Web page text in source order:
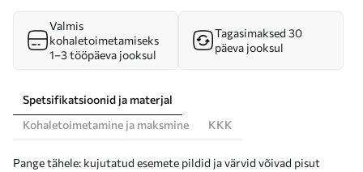
Valmis
kohaletoimetamiseks
1–3 tööpäeva jooksul
Tagasimaksed 30
päeva jooksul
Spetsifikatsioonid ja materjal
Kohaletoimetamine ja maksmine
KKK
Pange tähele: kujutatud esemete pildid ja värvid võivad pisut